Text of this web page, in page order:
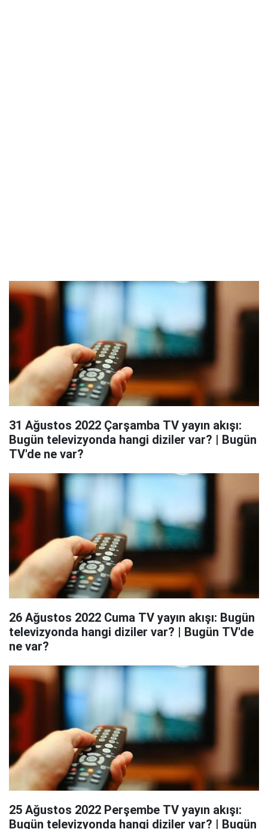
31 Ağustos 2022 Çarşamba TV yayın akışı:
Bugün televizyonda hangi diziler var? | Bugün
TV'de ne var?
26 Ağustos 2022 Cuma TV yayın akışı: Bugün
televizyonda hangi diziler var? | Bugün TV'de
ne var?
25 Ağustos 2022 Perşembe TV yayın akışı:
Bugün televizyonda hangi diziler var? | Bugün